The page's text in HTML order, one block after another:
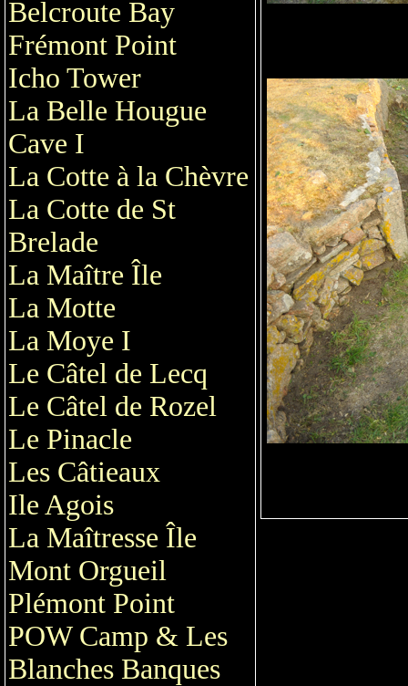
Belcroute Bay
Frémont Point
Icho Tower
La Belle Hougue
Cave I
La Cotte à la Chèvre
La Cotte de St
Brelade
La Maître Île
La Motte
La Moye I
Le Câtel de Lecq
Le Câtel de Rozel
Le Pinacle
Les Câtieaux
Ile Agois
La Maîtresse Île
Mont Orgueil
Plémont Point
POW Camp & Les
Blanches Banques